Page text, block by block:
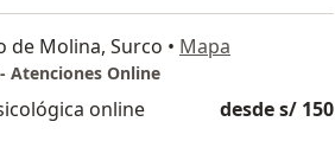
de Molina, Surco • Mapa
Atenciones Online
online desde s/ 150